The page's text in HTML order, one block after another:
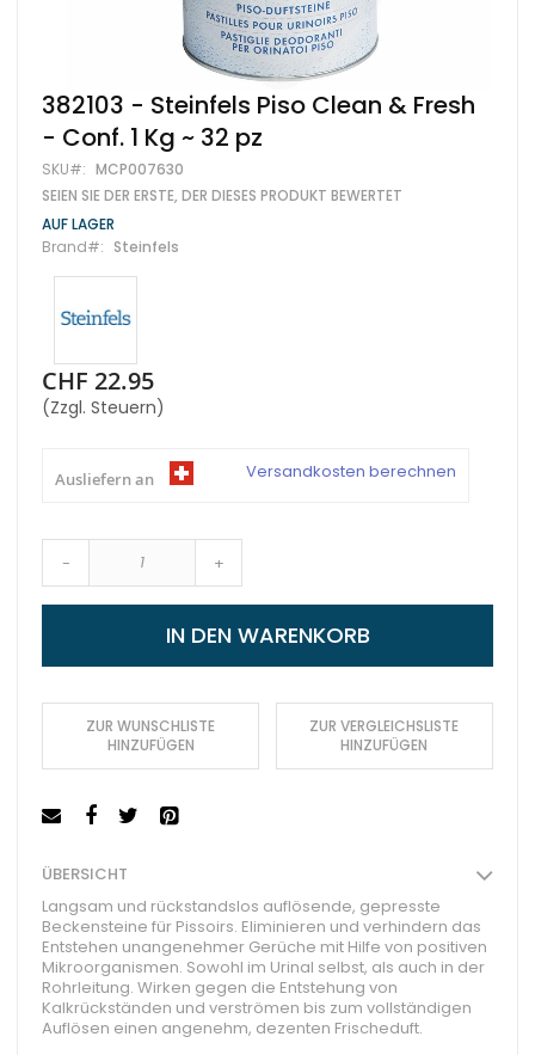
Zum
Anfang
der
Bildgalerie
springen
382103 - Steinfels Piso Clean & Fresh
- Conf. 1 Kg ~ 32 pz
SKU MCP007630
SEIEN SIE DER ERSTE, DER DIESES PRODUKT BEWERTET
AUF LAGER
Brand
Steinfels
CHF 22.95
(Zzgl. Steuern)
Ausliefern an Versandkosten berechnen
- +
IN DEN WARENKORB
ZUR WUNSCHLISTE
HINZUFÜGEN
ZUR VERGLEICHSLISTE
HINZUFÜGEN
ÜBERSICHT
Langsam und rückstandslos auflösende, gepresste
Beckensteine für Pissoirs. Eliminieren und verhindern das
Entstehen unangenehmer Gerüche mit Hilfe von positiven
Mikroorganismen. Sowohl im Urinal selbst, als auch in der
Rohrleitung. Wirken gegen die Entstehung von
Kalkrückständen und verströmen bis zum vollständigen
Auflösen einen angenehm, dezenten Frischeduft.